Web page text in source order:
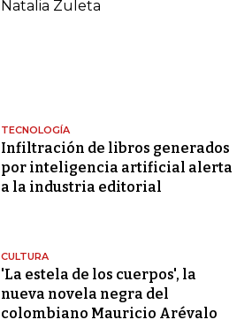
Natalia Zuleta
TECNOLOGÍA
Infiltración de libros generados
por inteligencia artificial alerta
a la industria editorial
CULTURA
'La estela de los cuerpos', la
nueva novela negra del
colombiano Mauricio Arévalo